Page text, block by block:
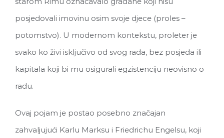
posjedovali imovinu osim svoje djece (proles –
potomstvo). U modernom kontekstu, proleter je
svako ko živi isključivo od svog rada, bez posjeda ili
kapitala koji bi mu osigurali egzistenciju neovisno o
radu.
Ovaj pojam je postao posebno značajan
zahvaljujući Karlu Marksu i Friedrichu Engelsu, koji